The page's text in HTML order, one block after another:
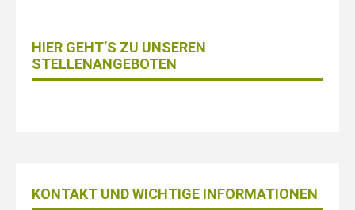
HIER GEHT’S ZU UNSEREN
STELLENANGEBOTEN
KONTAKT UND WICHTIGE INFORMATIONEN